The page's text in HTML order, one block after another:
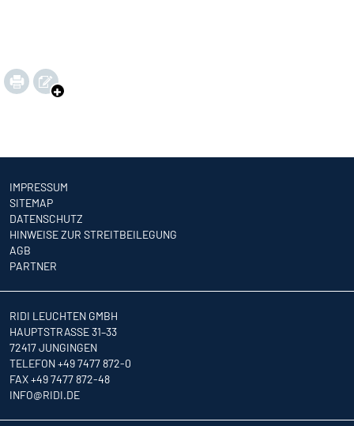
IMPRESSUM
SITEMAP
DATENSCHUTZ
HINWEISE ZUR STREITBEILEGUNG
AGB
PARTNER
RIDI LEUCHTEN GMBH
HAUPTSTRASSE 31–33
72417 JUNGINGEN
TELEFON +49 7477 872-0
FAX +49 7477 872-48
INFO@RIDI.DE